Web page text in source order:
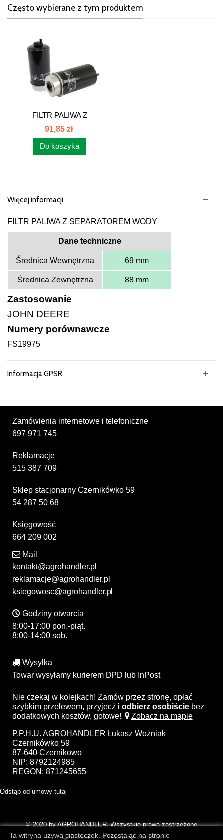
Ta witryna używa ciasteczek. Pozostając na stronie
Często wybierane z tym produktem
FILTR PALIWA Z
SEPARATOREM WODY...
91,85 zł
Do koszyka
Więcej informacji
FILTR PALIWA Z SEPARATOREM WODY
Dane techniczne
Średnica Wewnętrzna 69 mm
Średnica Zewnętrzna 88 mm
Zastosowanie
JOHN DEERE
Numery porównawcze
FS19975
Informacja GPSR
Zamówienia internetowe i telefoniczne
697 971 745
Reklamacje
515 387 709
Sklep stacjonarny Czernikówko 59
54 287 50 68
Księgowość
664 209 002
Mail
kontakt@agrohandler.pl
reklamacje@agrohandler.pl
ksiegowosc@agrohandler.pl
Godziny otwarcia
8:00-17:00 pon.-piąt.
8:00-14:00 sob.
Wysyłka
Towar wysyłamy kurierem DPD lub InPost
Nie czekaj w kolejkach! Zamów przez stronę, opłać
szybkim przelewem, przyjedź i odbierz osobiście bez
dodatkowych kosztów, gotowe!
Zobacz na mapie
P.P.H.U. AGROHANDLER Łukasz Woźniak
Czernikówko 59
87-640 Czernikowo
NIP: 8792124985
REGON: 871245655
Odstąp od umowy tutaj
© 2020 by AGROHANDLER. Wszystkie prawa zastrzeżone
Przełącz na wersję na komputer